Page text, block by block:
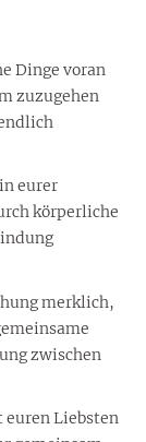
Dinge voran
zuzugehen
eurer
körperliche
merklich,
zwischen
Liebsten